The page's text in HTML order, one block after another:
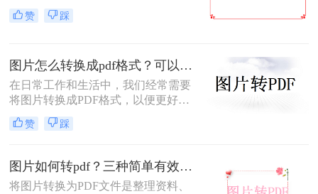
求。无论是为了方便存档、分享或打
印，将图片转换为PDF格式是一项很
简便方法来帮助您免费将图片转换为
PDF格式。
赞 踩
图片怎么转换成pdf格式？可以试试这4个转换方法！
在日常工作和生活中，我们经常需要
将图片转换成PDF格式，以便更好地
分享、保存或打印。那么图片怎么转
换成pdf格式呢？本文将介绍四种将图
赞 踩
图片如何转pdf？三种简单有效的方法分享！
将图片转换为PDF文件是整理资料、